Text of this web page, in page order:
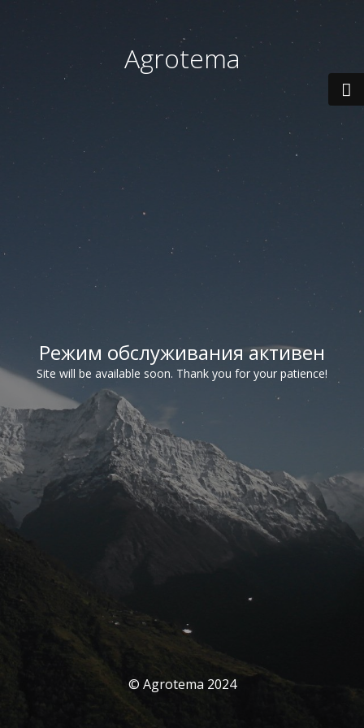
Agrotema
Режим обслуживания активен
Site will be available soon. Thank you for your patience!
© Agrotema 2024